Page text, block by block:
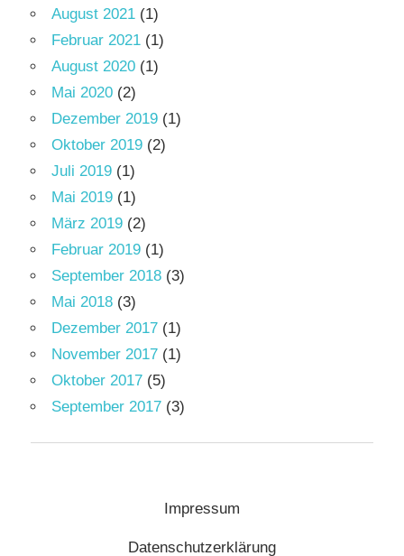
August 2021 (1)
Februar 2021 (1)
August 2020 (1)
Mai 2020 (2)
Dezember 2019 (1)
Oktober 2019 (2)
Juli 2019 (1)
Mai 2019 (1)
März 2019 (2)
Februar 2019 (1)
September 2018 (3)
Mai 2018 (3)
Dezember 2017 (1)
November 2017 (1)
Oktober 2017 (5)
September 2017 (3)
Impressum
Datenschutzerklärung